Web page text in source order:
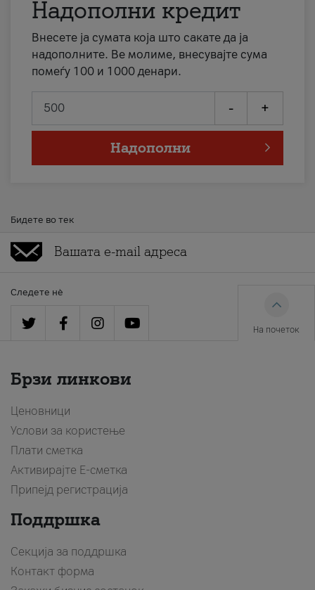
Надополни кредит
Внесете ја сумата која што сакате да ја
надополните. Ве молиме, внесувајте сума
помеѓу 100 и 1000 денари.
- +
Надополни
Бидете во тек
Следете нè
На почеток
Брзи линкови
Ценовници
Услови за користење
Плати сметка
Активирајте Е-сметка
Припејд регистрација
Поддршка
Секција за поддршка
Контакт форма